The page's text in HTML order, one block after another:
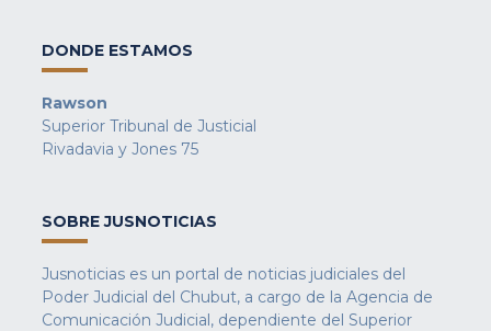
DONDE ESTAMOS
Rawson
Superior Tribunal de Justicial
Rivadavia y Jones 75
SOBRE JUSNOTICIAS
Jusnoticias es un portal de noticias judiciales del
Poder Judicial del Chubut, a cargo de la Agencia de
Comunicación Judicial, dependiente del Superior